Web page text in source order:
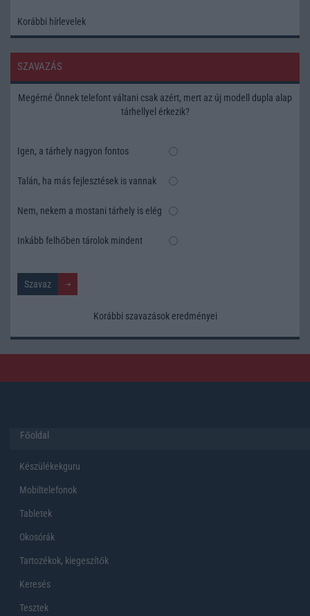
Korábbi hírlevelek
SZAVAZÁS
Megérné Önnek telefont váltani csak azért, mert az új modell dupla alap
tárhellyel érkezik?
Igen, a tárhely nagyon fontos
Talán, ha más fejlesztések is vannak
Nem, nekem a mostani tárhely is elég
Inkább felhőben tárolok mindent
Korábbi szavazások eredményei
Főoldal
Készülékekguru
Mobiltelefonok
Tabletek
Okosórák
Tartozékok, kiegeszítők
Keresés
Tesztek